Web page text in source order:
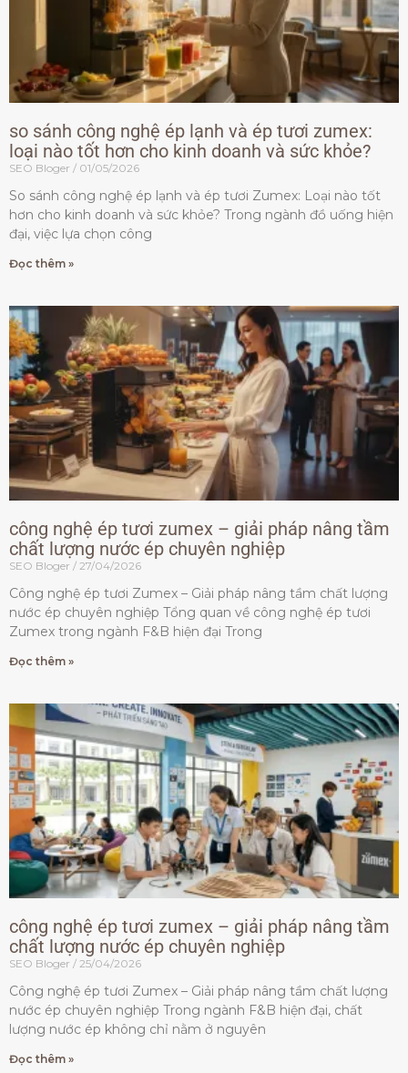
so sánh công nghệ ép lạnh và ép tươi zumex:
loại nào tốt hơn cho kinh doanh và sức khỏe?
SEO Bloger 01/05/2026
So sánh công nghệ ép lạnh và ép tươi Zumex: Loại nào tốt
hơn cho kinh doanh và sức khỏe? Trong ngành đồ uống hiện
đại, việc lựa chọn công
Đọc thêm »
công nghệ ép tươi zumex – giải pháp nâng tầm
chất lượng nước ép chuyên nghiệp
SEO Bloger 27/04/2026
Công nghệ ép tươi Zumex – Giải pháp nâng tầm chất lượng
nước ép chuyên nghiệp Tổng quan về công nghệ ép tươi
Zumex trong ngành F&B hiện đại Trong
Đọc thêm »
công nghệ ép tươi zumex – giải pháp nâng tầm
chất lượng nước ép chuyên nghiệp
SEO Bloger 25/04/2026
Công nghệ ép tươi Zumex – Giải pháp nâng tầm chất lượng
nước ép chuyên nghiệp Trong ngành F&B hiện đại, chất
lượng nước ép không chỉ nằm ở nguyên
Đọc thêm »